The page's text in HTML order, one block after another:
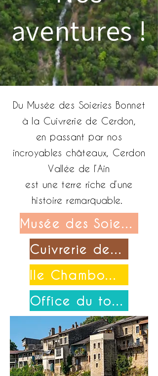
aventures !
Du Musée des Soieries Bonnet
à la Cuivrerie de Cerdon,
en passant par nos
incroyables châteaux, Cerdon
Vallée de l’Ain
est une terre riche d’une
histoire remarquable.
Musée des Soieries Bonnet
Cuivrerie de Cerdon
Ile Chambod-Merpuis
Office du tourisme